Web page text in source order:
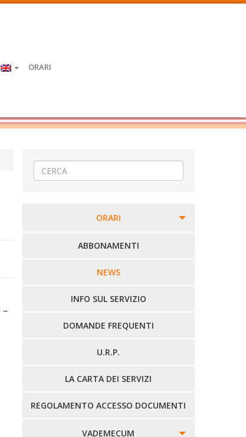
ORARI
→
ORARI
PERCORSI URBANI IN BIELLA
LINEE URBANE VERCELLI
LINEE EXTRAURBANE
ABBONAMENTI
NEWS
INFO SUL SERVIZIO
DOMANDE FREQUENTI
U.R.P.
LA CARTA DEI SERVIZI
REGOLAMENTO ACCESSO DOCUMENTI
VADEMECUM